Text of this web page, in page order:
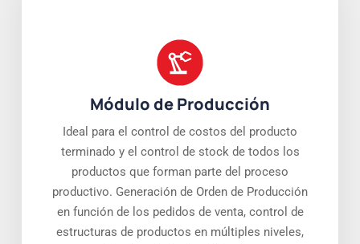
Módulo de Producción
Ideal para el control de costos del producto
terminado y el control de stock de todos los
productos que forman parte del proceso
productivo. Generación de Orden de Producción
en función de los pedidos de venta, control de
estructuras de productos en múltiples niveles,